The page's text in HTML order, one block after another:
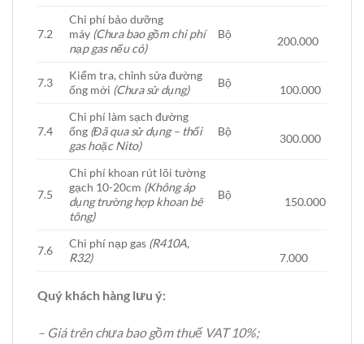
7.2
Chi phí bảo dưỡng
máy (Chưa bao gồm chi phí
nạp gas nếu có)
Bộ
200.000
7.3
Kiểm tra, chỉnh sửa đường
ống mới (Chưa sử dụng)
Bộ
100.000
7.4
Chi phí làm sạch đường
ống (Đã qua sử dụng – thổi
gas hoặc Nito)
Bộ
300.000
7.5
Chi phí khoan rút lõi tường
gạch 10-20cm (Không áp
dụng trường hợp khoan bê
tông)
Bộ
150.000
7.6
Chi phí nạp gas (R410A,
R32)
7.000
Quý khách hàng lưu ý:
– Giá trên chưa bao gồm thuế VAT 10%;